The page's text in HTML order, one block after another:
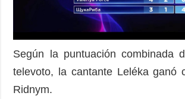
Según la puntuación combinada
televoto, la cantante Leléka ganó
Ridnym.